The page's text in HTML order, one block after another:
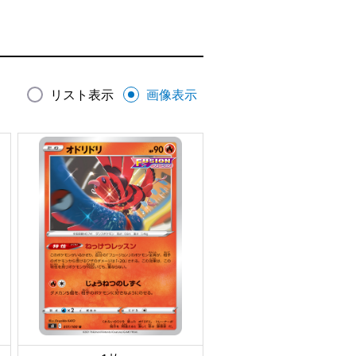
リスト表示 画像表示